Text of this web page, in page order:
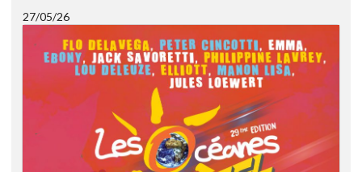
27/05/26